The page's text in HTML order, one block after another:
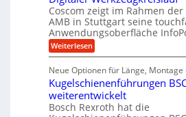
f
ü
r
r
u
e
U
m
i
n
g
a
n
g
r
S
t
e
l
e
n
e
b
e
f
ü
r
r
ä
z
i
s
i
s
i
o
n
f
r
A
u
t
o
Coscom zeigt im Rahmen der
AMB in Stuttgart seine
Anwendungsoberfläche
Weiterlesen:
D
g
i
t
a
l
Neue Optionen für Länge,
Kugelschienenführungen
weiterentwickelt
Bosch Rexroth hat die